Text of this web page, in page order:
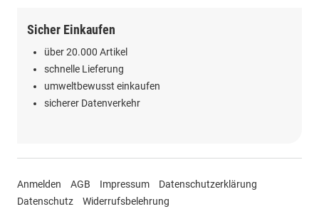
Sicher Einkaufen
über 20.000 Artikel
schnelle Lieferung
umweltbewusst einkaufen
sicherer Datenverkehr
Anmelden AGB Impressum
Datenschutzerklärung
Datenschutz
Widerrufsbelehrung